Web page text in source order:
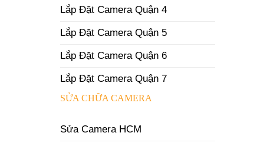
Lắp Đặt Camera Quận 4
Lắp Đặt Camera Quận 5
Lắp Đặt Camera Quận 6
Lắp Đặt Camera Quận 7
SỬA CHỮA CAMERA
Sửa Camera HCM